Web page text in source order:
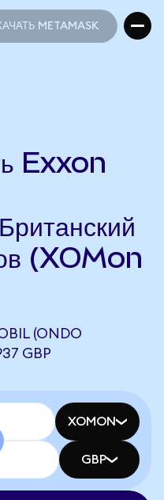
METAMASK
Exxon
(XOMon
(ONDO
GBP
XOMON
GBP